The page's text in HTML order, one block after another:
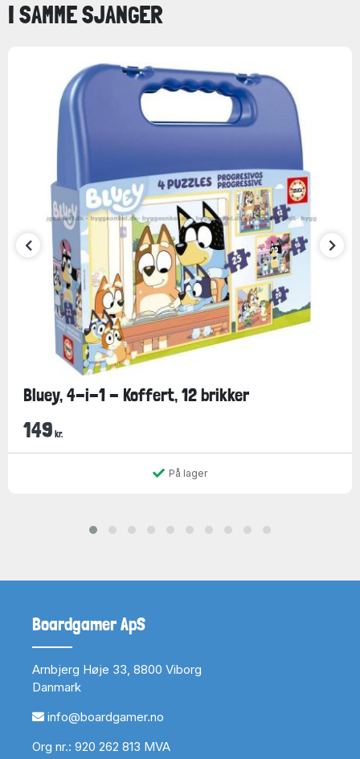
I SAMME SJANGER
Bluey, 4-i-1 - Koffert, 12 brikker
149 kr.
På lager
Boardgamer ApS
Arnbjerg Høje 33, 8800 Viborg
Danmark
info@boardgamer.no
Org nr.: 920 262 813 MVA